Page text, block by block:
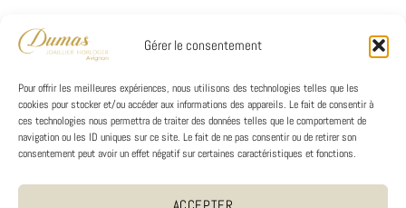
Gérer le consentement
Pour offrir les meilleures expériences, nous utilisons des technologies telles que les
cookies pour stocker et/ou accéder aux informations des appareils. Le fait de consentir à
ces technologies nous permettra de traiter des données telles que le comportement de
navigation ou les ID uniques sur ce site. Le fait de ne pas consentir ou de retirer son
consentement peut avoir un effet négatif sur certaines caractéristiques et fonctions.
ACCEPTER